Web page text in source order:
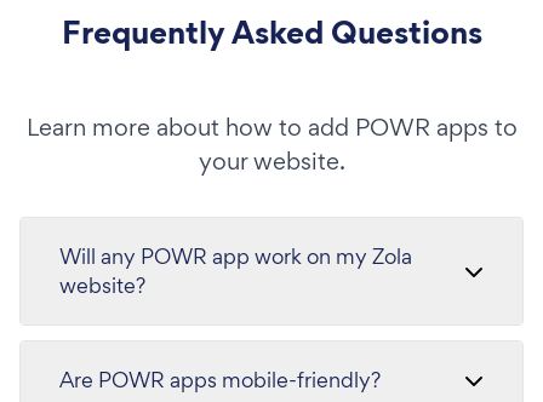
Frequently Asked Questions
Learn more about how to add POWR apps to
your website.
Will any POWR app work on my Zola
website?
Are POWR apps mobile-friendly?